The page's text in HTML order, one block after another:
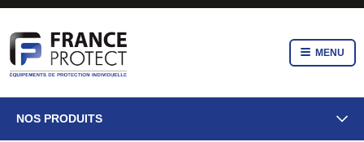
MENU
NOS PRODUITS